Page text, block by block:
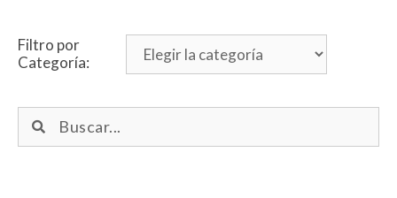
Filtro por
Categoría: